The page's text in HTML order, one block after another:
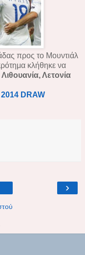
προς το Μουντιάλ
κλήθηκε να
Λιθουανία, Λετονία
DRAW
›